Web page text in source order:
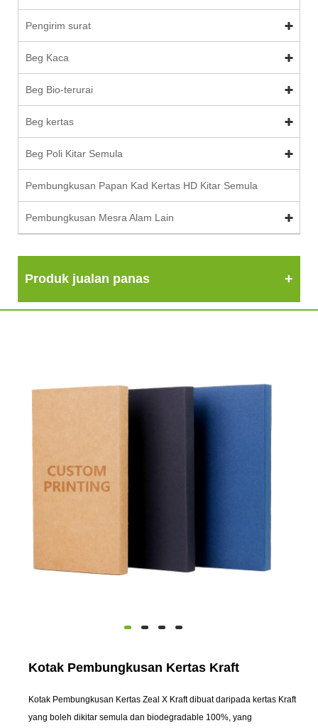
Pengirim surat
Beg Kaca
Beg Bio-terurai
Beg kertas
Beg Poli Kitar Semula
Pembungkusan Papan Kad Kertas HD Kitar Semula
Pembungkusan Mesra Alam Lain
Produk jualan panas
Kotak Pembungkusan Kertas Kraft
Kotak Pembungkusan Kertas Zeal X Kraft dibuat daripada kertas Kraft
yang boleh dikitar semula dan biodegradable 100%, yang